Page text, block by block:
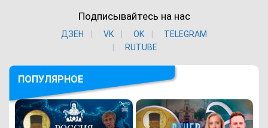
Подписывайтесь на нас
ДЗЕН VK ОK
TELEGRAM
RUTUBE
ПОПУЛЯРНОЕ